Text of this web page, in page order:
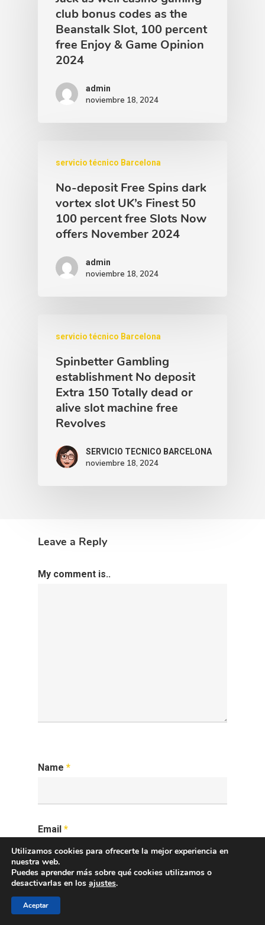
club bonus codes as the
Beanstalk Slot, 100 percent
free Enjoy & Game Opinion
2024
admin
noviembre 18, 2024
servicio técnico Barcelona
No-deposit Free Spins dark
vortex slot UK’s Finest 50
100 percent free Slots Now
offers November 2024
admin
noviembre 18, 2024
servicio técnico Barcelona
Spinbetter Gambling
establishment No deposit
Extra 150 Totally dead or
alive slot machine free
Revolves
SERVICIO TECNICO BARCELONA
noviembre 18, 2024
Leave a Reply
My comment is..
Name *
Email *
Utilizamos cookies para ofrecerte la mejor experiencia en
nuestra web.
Puedes aprender más sobre qué cookies utilizamos o
desactivarlas en los ajustes.
Aceptar